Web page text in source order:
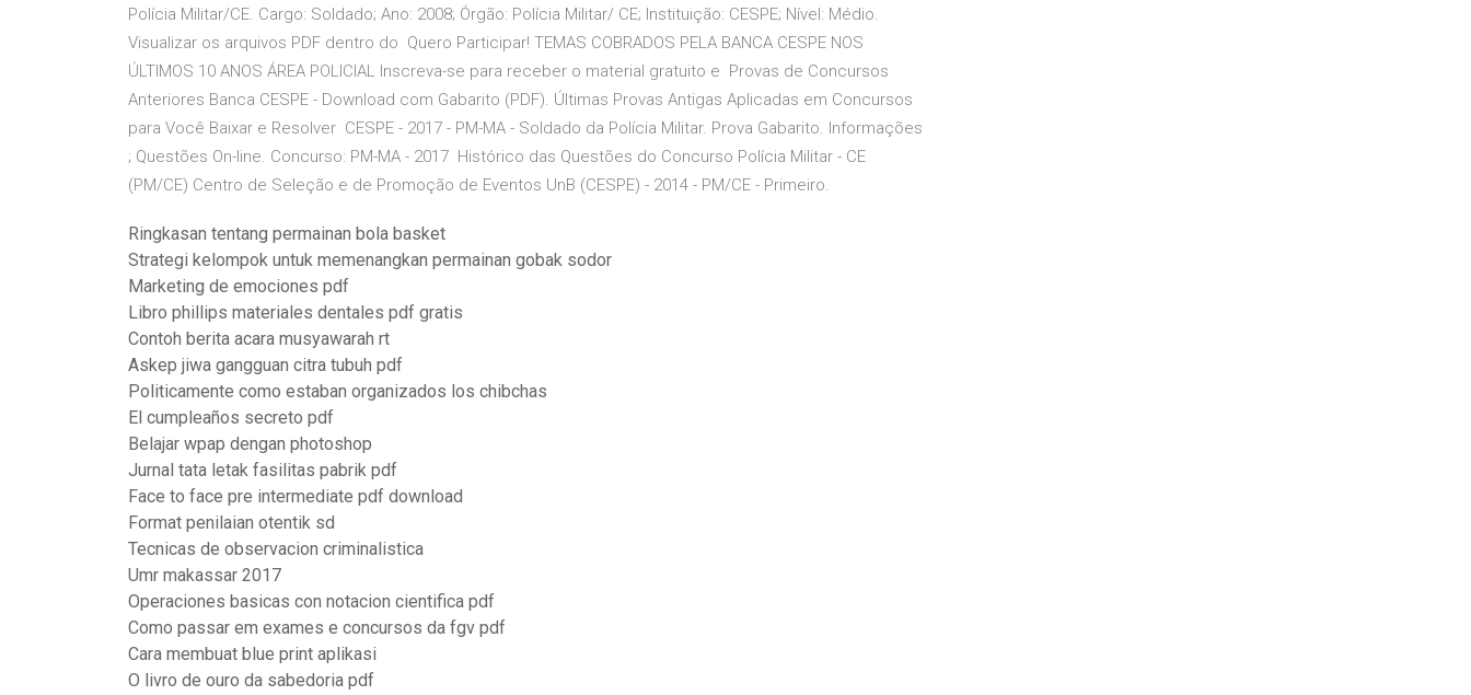
Polícia Militar/CE. Cargo: Soldado; Ano: 2008; Órgão: Polícia Militar/ CE; Instituição: CESPE; Nível: Médio.
Visualizar os arquivos PDF dentro do Quero Participar! TEMAS COBRADOS PELA BANCA CESPE NOS
ÚLTIMOS 10 ANOS ÁREA POLICIAL Inscreva-se para receber o material gratuito e Provas de Concursos
Anteriores Banca CESPE - Download com Gabarito (PDF). Últimas Provas Antigas Aplicadas em Concursos
para Você Baixar e Resolver CESPE - 2017 - PM-MA - Soldado da Polícia Militar. Prova Gabarito. Informações
; Questões On-line. Concurso: PM-MA - 2017 Histórico das Questões do Concurso Polícia Militar - CE
(PM/CE) Centro de Seleção e de Promoção de Eventos UnB (CESPE) - 2014 - PM/CE - Primeiro.
Ringkasan tentang permainan bola basket
Strategi kelompok untuk memenangkan permainan gobak sodor
Marketing de emociones pdf
Libro phillips materiales dentales pdf gratis
Contoh berita acara musyawarah rt
Askep jiwa gangguan citra tubuh pdf
Politicamente como estaban organizados los chibchas
El cumpleaños secreto pdf
Belajar wpap dengan photoshop
Jurnal tata letak fasilitas pabrik pdf
Face to face pre intermediate pdf download
Format penilaian otentik sd
Tecnicas de observacion criminalistica
Umr makassar 2017
Operaciones basicas con notacion cientifica pdf
Como passar em exames e concursos da fgv pdf
Cara membuat blue print aplikasi
O livro de ouro da sabedoria pdf